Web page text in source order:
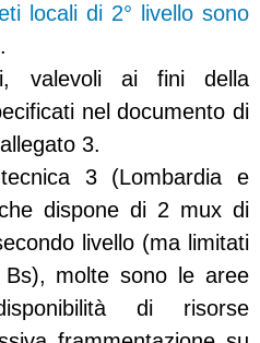
locali di 2° livello sono
.
valevoli ai fini della
nel documento di
3.
3 (Lombardia e
dispone di 2 mux di
livello (ma limitati
molte sono le aree
di risorse